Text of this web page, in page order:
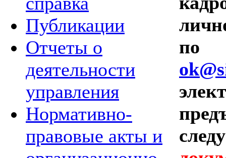
Публикации
Отчеты о
деятельности
управления
Нормативно-
правовые акты и
по